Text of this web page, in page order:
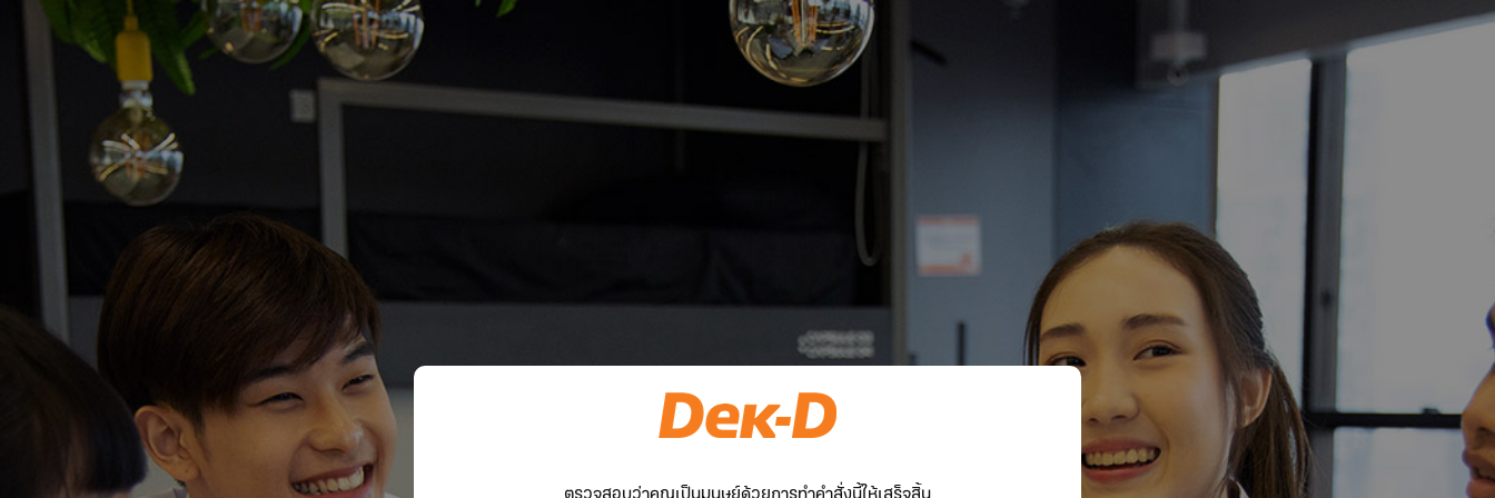
ตรวจสอบว่าคุณเป็นมนุษย์ด้วยการทำคำสั่งนี้ให้เสร็จสิ้น